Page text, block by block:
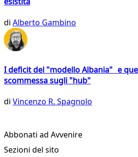
di Alberto Gambino
I deficit del "modello Albania" e
scommessa sugli "hub"
di Vincenzo R. Spagnolo
Abbonati ad Avvenire
Sezioni del sito